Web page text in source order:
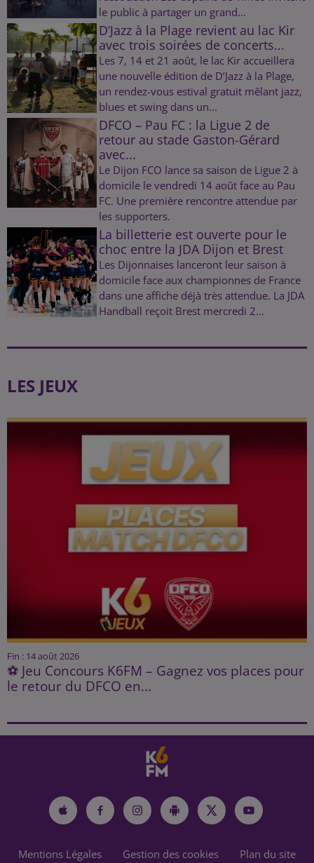
le public à partager un grand...
D’Jazz à la Plage revient au lac Kir
avec trois soirées de concerts...
Les 7, 14 et 21 août, le lac Kir accueillera
une nouvelle édition de D’Jazz à la Plage,
un rendez-vous estival gratuit mêlant jazz,
blues et swing dans un...
DFCO – Pau FC : la Ligue 2 de
retour au stade Gaston-Gérard
avec...
Le Dijon FCO lance sa saison de Ligue 2 à
domicile le vendredi 14 août face au Pau
FC. Une première rencontre attendue par
les supporters.
La billetterie est ouverte pour le
choc entre la JDA Dijon et Brest
Les Dijonnaises lanceront leur saison à
domicile face aux championnes de France
dans une affiche déjà très attendue. La JDA
Handball reçoit Brest mercredi 2...
LES JEUX
Fin : 14 août 2026
⚽ Jeu Concours K6FM – Gagnez vos places pour
le retour du DFCO en...
Mentions Légales Gestion des cookies Plan du site